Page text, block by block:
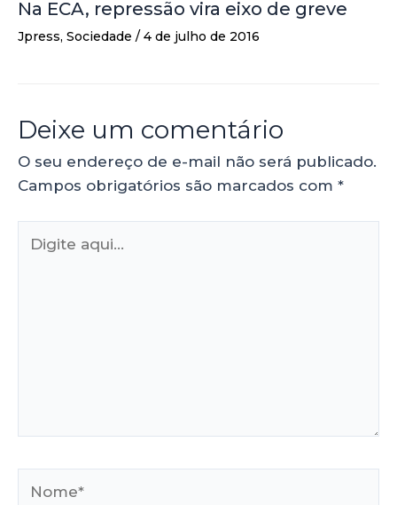
Na ECA, repressão vira eixo de greve
Jpress, Sociedade / 4 de julho de 2016
Deixe um comentário
O seu endereço de e-mail não será publicado.
Campos obrigatórios são marcados com *